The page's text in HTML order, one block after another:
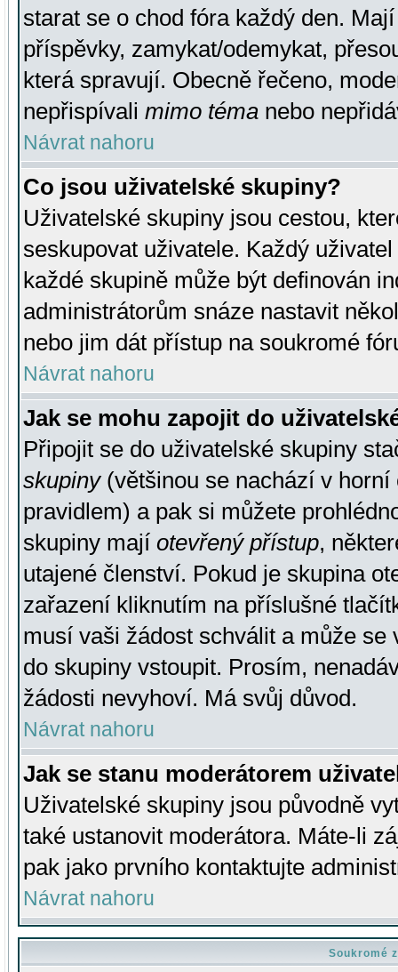
starat se o chod fóra každý den.
příspěvky, zamykat/odemykat,
která spravují. Obecně řečeno,
nepřispívali mimo téma nebo
Návrat nahoru
Co jsou uživatelské skupiny?
Uživatelské skupiny jsou cestou,
seskupovat uživatele. Každý
každé skupině může být definován
administrátorům snáze nastavit
nebo jim dát přístup na soukromé
Návrat nahoru
Jak se mohu zapojit do
Připojit se do uživatelské skupiny
skupiny(většinou se nachází v horní
pravidlem) a pak si můžete
skupiny mají otevřený přístup,
utajené členství. Pokud je skupina
zařazení kliknutím na příslušné
musí vaši žádost schválit a může se
do skupiny vstoupit. Prosím,
žádosti nevyhoví. Má svůj důvod.
Návrat nahoru
Jak se stanu moderátorem
Uživatelské skupiny jsou původně
také ustanovit moderátora. Máte-li
pak jako prvního kontaktujte
Návrat nahoru
Soukromé